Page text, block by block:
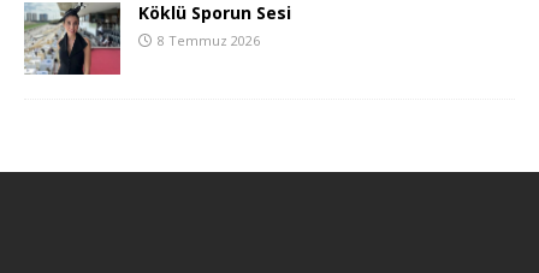
Köklü Sporun Sesi
8 Temmuz 2026